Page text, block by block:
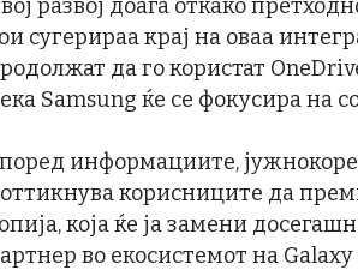
развој доаѓа откако
сугерираа крај на оваа
да го користат
Samsung ќе се фокусира на
информациите,
корисниците да
која ќе ја замени
во екосистемот на